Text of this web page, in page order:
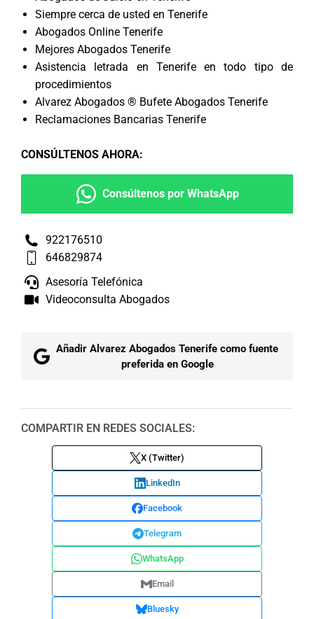
Siempre cerca de usted en Tenerife
Abogados Online Tenerife
Mejores Abogados Tenerife
Asistencia letrada en Tenerife en todo tipo de
procedimientos
Alvarez Abogados ® Bufete Abogados Tenerife
Reclamaciones Bancarias Tenerife
CONSÚLTENOS AHORA:
Consúltenos por WhatsApp
922176510
646829874
Asesoría Telefónica
Videoconsulta Abogados
Añadir Alvarez Abogados Tenerife como fuente
preferida en Google
COMPARTIR EN REDES SOCIALES:
X (Twitter)
LinkedIn
Facebook
Telegram
WhatsApp
Email
Bluesky